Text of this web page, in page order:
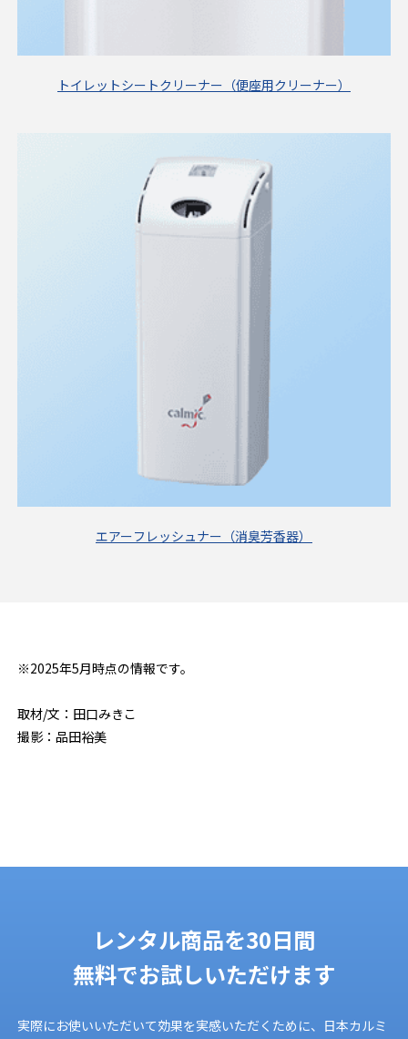
トイレットシートクリーナー（便座用クリーナー）
エアーフレッシュナー（消臭芳香器）
※2025年5月時点の情報です。
取材/文：田口みきこ
撮影：品田裕美
レンタル商品を30日間
無料でお試しいただけます
実際にお使いいただいて効果を実感いただくために、日本カルミ